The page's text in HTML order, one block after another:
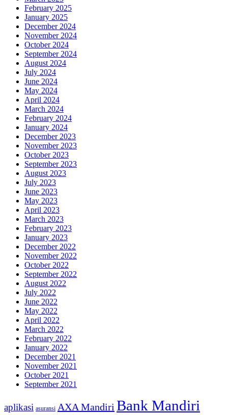
February 2025
January 2025
December 2024
November 2024
October 2024
September 2024
August 2024
July 2024
June 2024
May 2024
April 2024
March 2024
February 2024
January 2024
December 2023
November 2023
October 2023
September 2023
August 2023
July 2023
June 2023
May 2023
April 2023
March 2023
February 2023
January 2023
December 2022
November 2022
October 2022
September 2022
August 2022
July 2022
June 2022
May 2022
April 2022
March 2022
February 2022
January 2022
December 2021
November 2021
October 2021
September 2021
aplikasi asuransi AXA Mandiri Bank Mandiri